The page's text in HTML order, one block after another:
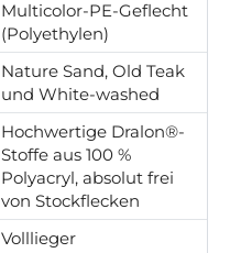
Multicolor-PE-Geflecht
(Polyethylen)
Nature Sand, Old Teak
und White-washed
Hochwertige Dralon®-
Stoffe aus 100 %
Polyacryl, absolut frei
von Stockflecken
Volllieger